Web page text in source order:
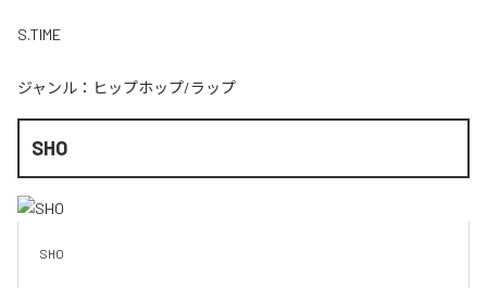
S.TIME
ジャンル： ヒップホップ/ラップ
SHO
SHO